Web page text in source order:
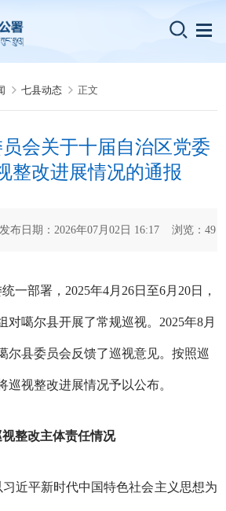
七县动态 正文
会关于十届自治区党委
整改进展情况的通报
日期：2026年07月02日 16:17 浏览： 49
一部署，2025年4月26日至6月20日，
对噶尔县开展了常规巡视。2025年8月
尔县委员会反馈了巡视意见。按照巡
巡视整改进展情况予以公布。
整改主体责任情况
近平新时代中国特色社会主义思想为